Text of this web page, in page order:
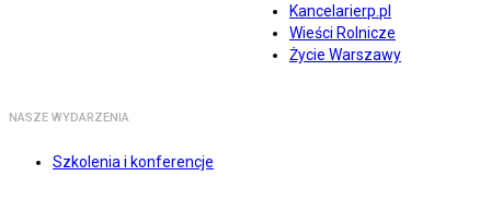
Kancelarierp.pl
Wieści Rolnicze
Życie Warszawy
NASZE WYDARZENIA
Szkolenia i konferencje